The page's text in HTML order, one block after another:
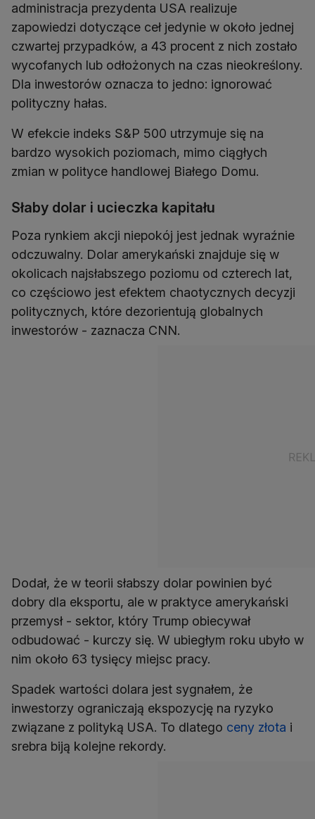
administracja prezydenta USA realizuje
zapowiedzi dotyczące ceł jedynie w około jednej
czwartej przypadków, a 43 procent z nich zostało
wycofanych lub odłożonych na czas nieokreślony.
Dla inwestorów oznacza to jedno: ignorować
polityczny hałas.
W efekcie indeks S&P 500 utrzymuje się na
bardzo wysokich poziomach, mimo ciągłych
zmian w polityce handlowej Białego Domu.
Słaby dolar i ucieczka kapitału
Poza rynkiem akcji niepokój jest jednak wyraźnie
odczuwalny. Dolar amerykański znajduje się w
okolicach najsłabszego poziomu od czterech lat,
co częściowo jest efektem chaotycznych decyzji
politycznych, które dezorientują globalnych
inwestorów - zaznacza CNN.
Dodał, że w teorii słabszy dolar powinien być
dobry dla eksportu, ale w praktyce amerykański
przemysł - sektor, który Trump obiecywał
odbudować - kurczy się. W ubiegłym roku ubyło w
nim około 63 tysięcy miejsc pracy.
Spadek wartości dolara jest sygnałem, że
inwestorzy ograniczają ekspozycję na ryzyko
związane z polityką USA. To dlatego ceny złota i
srebra biją kolejne rekordy.